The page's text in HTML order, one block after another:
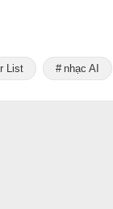
List nhạc AI